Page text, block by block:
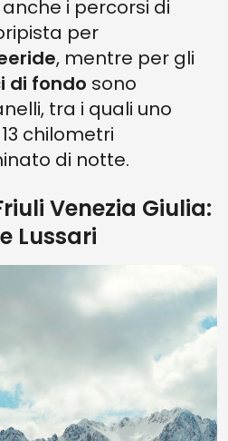
i percorsi di
per
, mentre per gli
di fondo sono
tra i quali uno
chilometri
di notte.
Venezia Giulia:
Lussari